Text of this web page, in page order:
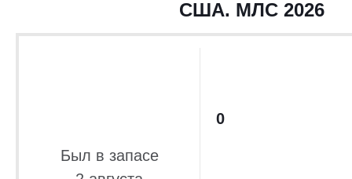
США. МЛС 2026
Был в запасе
0